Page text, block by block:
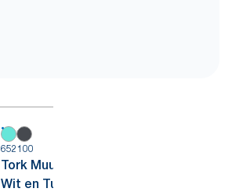
652100
Tork Muurstandaard Dispenser
Wit en Turquoise W1